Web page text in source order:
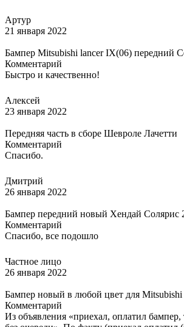
Артур
21 января 2022
Бампер Mitsubishi lancer IX(06) передний
Комментарий
Быстро и качественно!
Алексей
23 января 2022
Передняя часть в сборе Шевроле Лачетти
Комментарий
Спасибо.
Дмитрий
26 января 2022
Бампер передний новый Хендай Солярис
Комментарий
Спасибо, все подошло
Частное лицо
26 января 2022
Бампер новый в любой цвет для Mitsubishi
Комментарий
Из объявления «приехал, оплатил